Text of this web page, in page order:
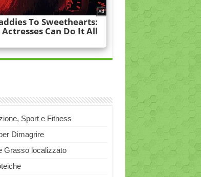
Sport e Fitness
Dimagrire
Grasso localizzato